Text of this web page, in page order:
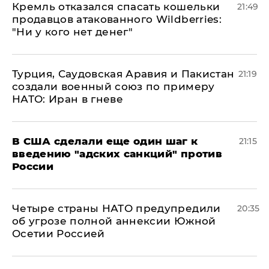
Кремль отказался спасать кошельки
продавцов атакованного Wildberries:
"Ни у кого нет денег"
21:49
Турция, Саудовская Аравия и Пакистан
создали военный союз по примеру
НАТО: Иран в гневе
21:19
В США сделали еще один шаг к
введению "адских санкций" против
России
21:15
Четыре страны НАТО предупредили
об угрозе полной аннексии Южной
Осетии Россией
20:35